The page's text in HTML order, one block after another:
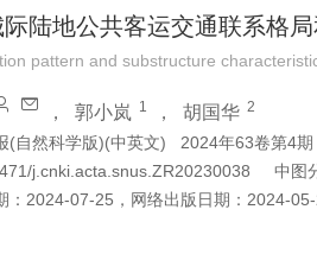
陆地公共客运交通联系格
pattern and substructure
， 郭小岚 1 ， 胡国华 2
(自然科学版)(中英文)
2024年63卷第4
j.cnki.acta.snus.ZR20230038 中图
： 2024-07-25 ， 网络出版日期： 2024-